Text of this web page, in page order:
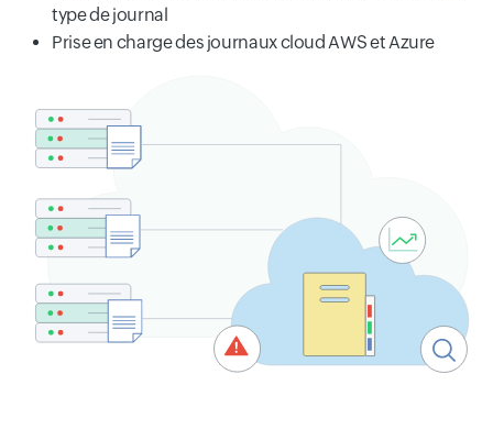
type de journal
Prise en charge des journaux cloud AWS et Azure